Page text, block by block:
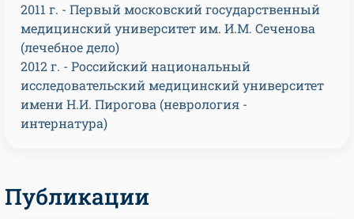
2011 г. - Первый московский государственный
медицинский университет им. И.М. Сеченова
(лечебное дело)
2012 г. - Российский национальный
исследовательский медицинский университет
имени Н.И. Пирогова (неврология -
интернатура)
Публикации